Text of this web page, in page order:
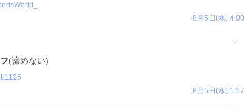
8月5日(水) 4:00
(諦めない)
8月5日(水) 1:17